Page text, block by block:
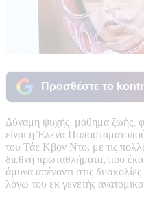
Προσθέστε το
Δύναμη ψυχής, μάθημα ζωής,
είναι η Έλενα
του Τάε Κβον Ντο, με τις
διεθνή πρωταθλήματα, που
άμυνα απέναντι στις
λόγω του εκ γενετής